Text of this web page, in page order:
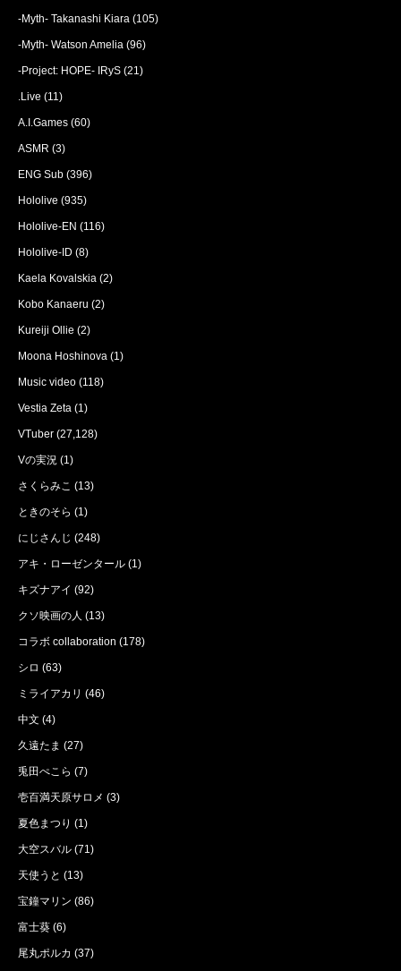
-Myth- Takanashi Kiara (105)
-Myth- Watson Amelia (96)
-Project: HOPE- IRyS (21)
.Live (11)
A.I.Games (60)
ASMR (3)
ENG Sub (396)
Hololive (935)
Hololive-EN (116)
Hololive-ID (8)
Kaela Kovalskia (2)
Kobo Kanaeru (2)
Kureiji Ollie (2)
Moona Hoshinova (1)
Music video (118)
Vestia Zeta (1)
VTuber (27,128)
Vの実況 (1)
さくらみこ (13)
ときのそら (1)
にじさんじ (248)
アキ・ローゼンタール (1)
キズナアイ (92)
クソ映画の人 (13)
コラボ collaboration (178)
シロ (63)
ミライアカリ (46)
中文 (4)
久遠たま (27)
兎田ぺこら (7)
壱百満天原サロメ (3)
夏色まつり (1)
大空スバル (71)
天使うと (13)
宝鐘マリン (86)
富士葵 (6)
尾丸ポルカ (37)